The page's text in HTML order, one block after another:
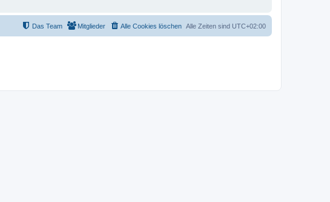
Alle Zeiten sind UTC+02:00
Alle Cookies löschen
Mitglieder
Das Team